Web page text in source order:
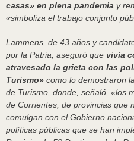
casas» en plena pandemia y
«simboliza el trabajo conjunto
Lammens, de 43 años y
por la Patria, aseguró que vivía
atravesado la grieta con las
Turismo» como lo demostraron
de Turismo, donde, señaló, «los
de Corrientes, de provincias que
comulgan con el Gobierno
políticas públicas que se han